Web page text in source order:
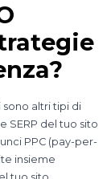
sono altri tipi di
SERP del tuo sito
PPC (pay-per-
insieme